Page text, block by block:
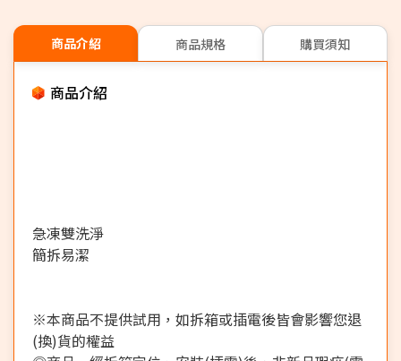
商品介紹 商品規格 購買須知
商品介紹
急凍雙洗淨
簡拆易潔
※本商品不提供試用，如拆箱或插電後皆會影響您退
(換)貨的權益